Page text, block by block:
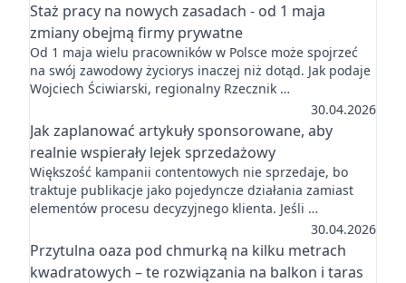
Staż pracy na nowych zasadach - od 1 maja
zmiany obejmą firmy prywatne
Od 1 maja wielu pracowników w Polsce może spojrzeć
na swój zawodowy życiorys inaczej niż dotąd. Jak podaje
Wojciech Ściwiarski, regionalny Rzecznik …
30.04.2026
Jak zaplanować artykuły sponsorowane, aby
realnie wspierały lejek sprzedażowy
Większość kampanii contentowych nie sprzedaje, bo
traktuje publikacje jako pojedyncze działania zamiast
elementów procesu decyzyjnego klienta. Jeśli …
30.04.2026
Przytulna oaza pod chmurką na kilku metrach
kwadratowych – te rozwiązania na balkon i taras